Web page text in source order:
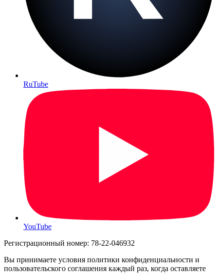
RuTube
YouTube
Регистрационный номер: 78-22-046932
Вы принимаете условия политики конфиденциальности и
пользовательского соглашения каждый раз, когда оставляете